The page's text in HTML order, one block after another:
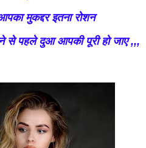
मुकद्दर इतना रोशन
से पहले दुआ आपकी पूरी हो जाए ,,,